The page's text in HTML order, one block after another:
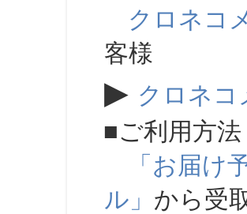
クロネコ
客様
▶ クロネコ
■ご利用方法
「お届け
ル」 から受